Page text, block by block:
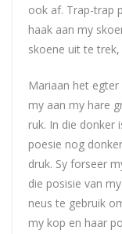
ook af. Trap-trap
haak aan my
skoene uit te
Mariaan het egter
my aan my hare
ruk. In die donker
poesie nog
druk. Sy forseer
die posisie van
neus te gebruik
my kop en haar